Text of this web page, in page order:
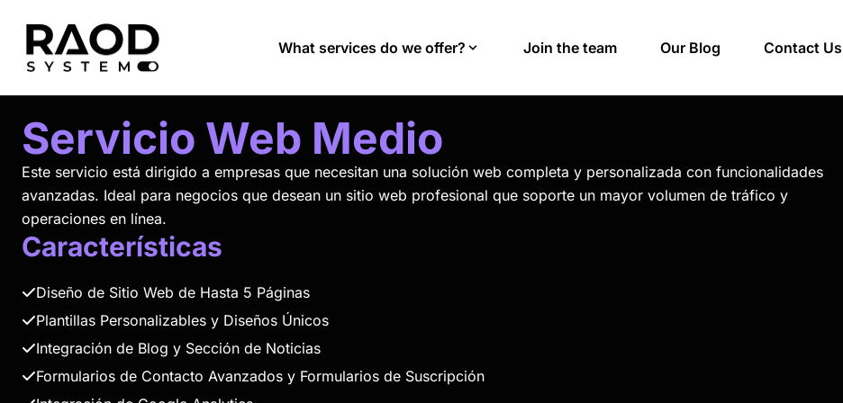
What services do we offer? Join the team Our Blog Contact Us
Servicio Web Medio
Este servicio está dirigido a empresas que necesitan una solución web completa y personalizada con funcionalidades
avanzadas. Ideal para negocios que desean un sitio web profesional que soporte un mayor volumen de tráfico y
operaciones en línea.
Características
Diseño de Sitio Web de Hasta 5 Páginas
Plantillas Personalizables y Diseños Únicos
Integración de Blog y Sección de Noticias
Formularios de Contacto Avanzados y Formularios de Suscripción